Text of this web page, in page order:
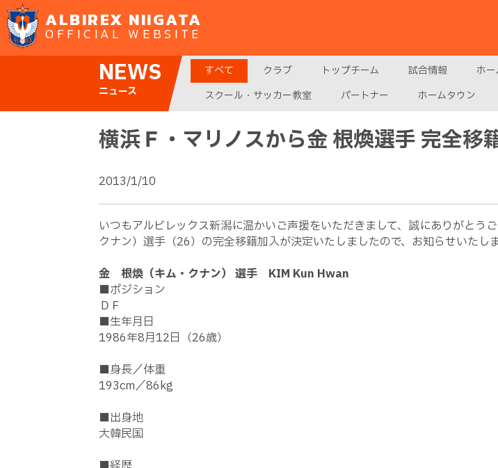
ALBIREX NIIGATA
OFFICIAL WEBSITE
NEWS
ニュース
すべて クラブ トップチーム 試合情報 ホ
スクール・サッカー教室
パートナー ホームタウン
横浜Ｆ・マリノスから金 根煥選手 完全移
2013/1/10
いつもアルビレックス新潟に温かいご声援をいただきまして、誠にありがとう
クナン）選手（26）の完全移籍加入が決定いたしましたので、お知らせいたしま
金 根煥（キム・クナン） 選手 KIM Kun Hwan
■ポジション
ＤＦ
■生年月日
1986年8月12日（26歳）
■身長／体重
193cm／86kg
■出身地
大韓民国